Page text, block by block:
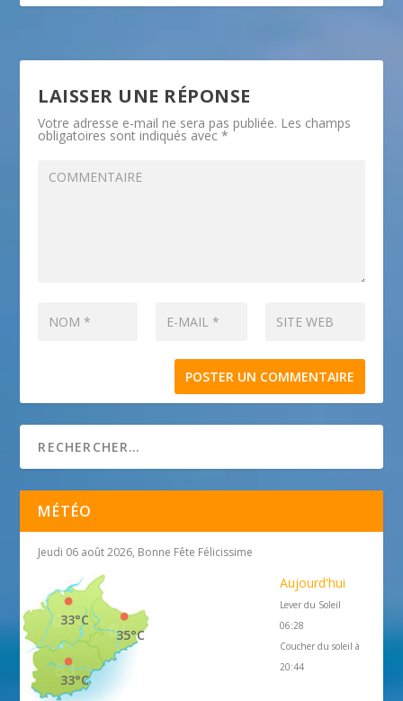
LAISSER UNE RÉPONSE
Votre adresse e-mail ne sera pas publiée. Les champs
obligatoires sont indiqués avec*
MÉTÉO
Jeudi 06 août 2026, Bonne Fête Félicissime
35°C
33°C
33°C
Aujourd'hui
Lever du Soleil
06:28
Coucher du soleil à
20:44